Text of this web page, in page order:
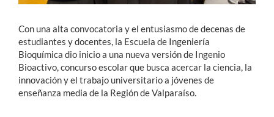
Con una alta convocatoria y el entusiasmo de decenas de
estudiantes y docentes, la Escuela de Ingeniería
Bioquímica dio inicio a una nueva versión de Ingenio
Bioactivo, concurso escolar que busca acercar la ciencia, la
innovación y el trabajo universitario a jóvenes de
enseñanza media de la Región de Valparaíso.